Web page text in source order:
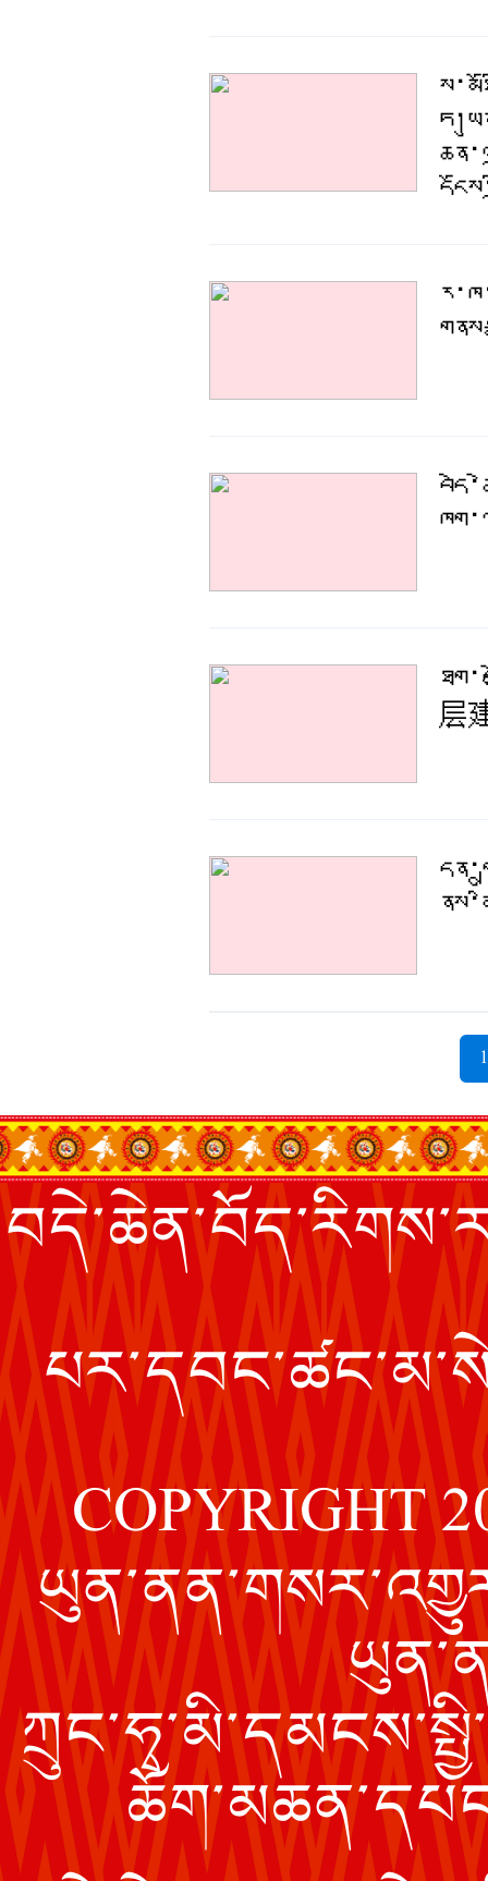
层
1
COPYRIGHT